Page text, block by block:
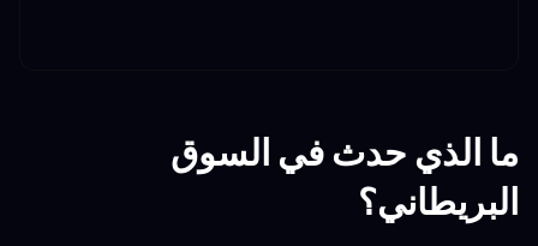
ما الذي حدث في السوق
البريطاني؟